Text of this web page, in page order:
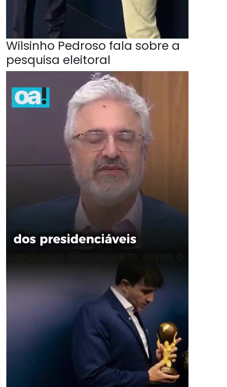
Wilsinho Pedroso fala sobre a
pesquisa eleitoral